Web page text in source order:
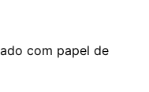
com papel de